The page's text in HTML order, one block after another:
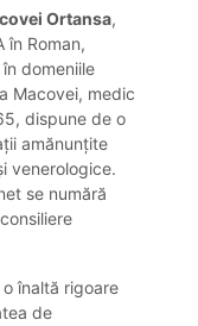
Ortansa,
în Roman,
domeniile
Macovei, medic
dispune de o
amănunțite
venerologice.
se numără
înaltă rigoare
de